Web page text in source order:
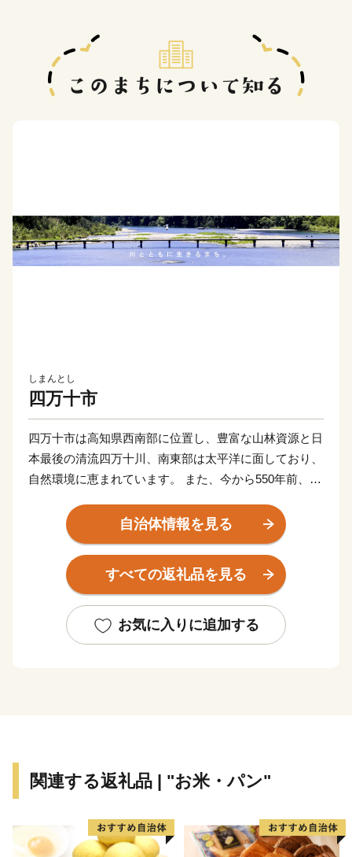
しまんとし
四万十市
四万十市は高知県西南部に位置し、豊富な山林資源と日
本最後の清流四万十川、南東部は太平洋に面しており、
自然環境に恵まれています。 また、今から550年前、前
都を模したまちづくりを始めたことから、「土佐の小京
都」と呼ばれています。
【お問い合わせはこちら】
・申込・書類・ご入金方法はこちら
株式会社 本気モード
電話：0875-24-8056
Email：shimanto@furusato-city.com
自治体情報を見る
すべての返礼品を見る
お気に入りに追加する
関連する返礼品 | "お米・パン"